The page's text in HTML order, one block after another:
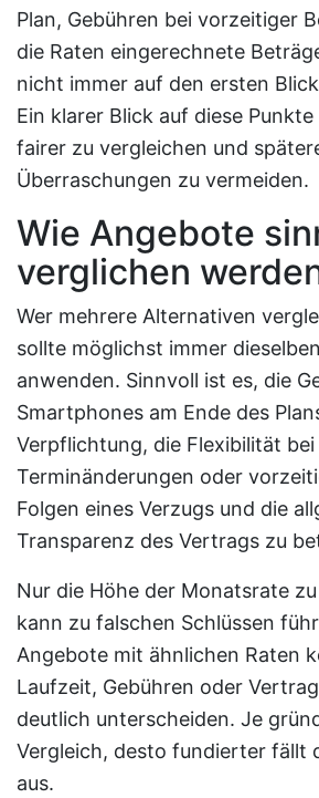
Plan, Gebühren bei vorzeitiger
die Raten eingerechnete
nicht immer auf den ersten
Ein klarer Blick auf diese
fairer zu vergleichen und
Überraschungen zu vermeiden.
Wie Angebote
verglichen
Wer mehrere Alternativen
sollte möglichst immer
anwenden. Sinnvoll ist es, die
Smartphones am Ende des
Verpflichtung, die Flexibilität bei
Terminänderungen oder
Folgen eines Verzugs und die
Transparenz des Vertrags zu
Nur die Höhe der Monatsrate
kann zu falschen Schlüssen
Angebote mit ähnlichen Raten
Laufzeit, Gebühren oder
deutlich unterscheiden. Je
Vergleich, desto fundierter fällt
aus.